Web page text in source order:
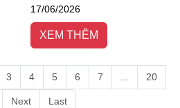
SV 3.0 Max giúp cải thiện rõ rệt
và trong điều kiện thời tiết xấu.
17/06/2026
XEM THÊM
3 4 5 6 7 20
Next Last